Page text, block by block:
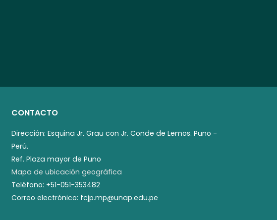
CONTACTO
Dirección: Esquina Jr. Grau con Jr. Conde de Lemos. Puno -
Perú.
Ref. Plaza mayor de Puno
Mapa de ubicación geográfica
Teléfono: +51-051-353482
Correo electrónico: fcjp.mp@unap.edu.pe